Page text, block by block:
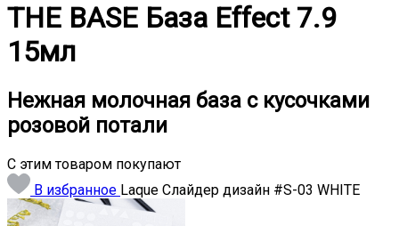
THE BASE База Effect 7.9
15мл
Нежная молочная база с кусочками
розовой потали
С этим товаром покупают
В избранное Laque Слайдер дизайн #S-03 WHITE